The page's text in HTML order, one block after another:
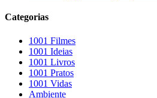
Categorias
1001 Filmes
1001 Ideias
1001 Livros
1001 Pratos
1001 Vidas
Ambiente